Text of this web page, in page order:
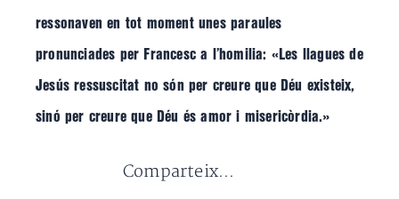
ressonaven en tot moment unes paraules
pronunciades per Francesc a l’homilia: «Les llagues de
Jesús ressuscitat no són per creure que Déu existeix,
sinó per creure que Déu és amor i misericòrdia.»
Comparteix...